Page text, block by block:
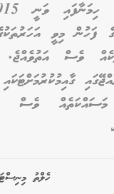
ފަހުން މިވީ
ވެސް
މަސައްކަތެއް
ހެލްތު